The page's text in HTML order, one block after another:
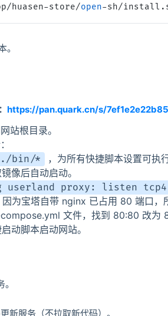
huasen-store/open-sh/
。
https://pan.quark.cn/s/7ef1e2e22b85
站根目录。
./bin/*
，为所有快捷脚本设置可执
像后自动启动。
userland proxy: listen
因为宝塔自带 nginx 已占用 80 端口，
文件，找到 80:80 改为
动脚本启动网站。
新服务（不拉取新代码）。